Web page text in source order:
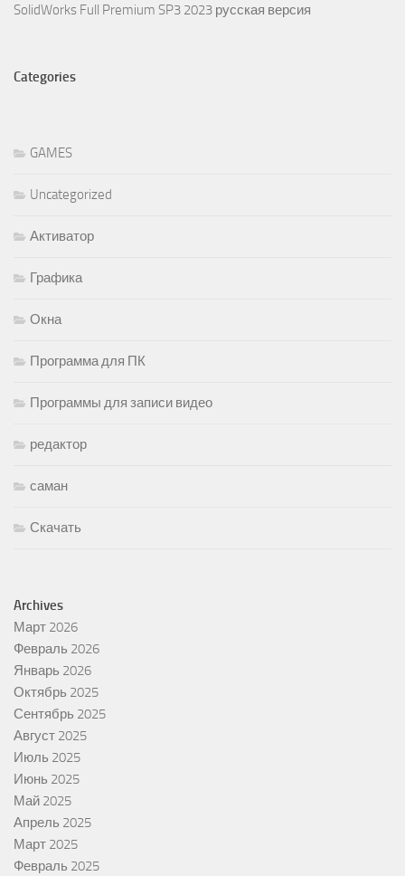
SolidWorks Full Premium SP3 2023 русская версия
Categories
GAMES
Uncategorized
Активатор
Графика
Окна
Программа для ПК
Программы для записи видео
редактор
саман
Скачать
Archives
Март 2026
Февраль 2026
Январь 2026
Октябрь 2025
Сентябрь 2025
Август 2025
Июль 2025
Июнь 2025
Май 2025
Апрель 2025
Март 2025
Февраль 2025